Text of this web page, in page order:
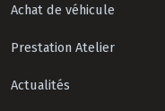
Achat de véhicule
Prestation Atelier
Actualités